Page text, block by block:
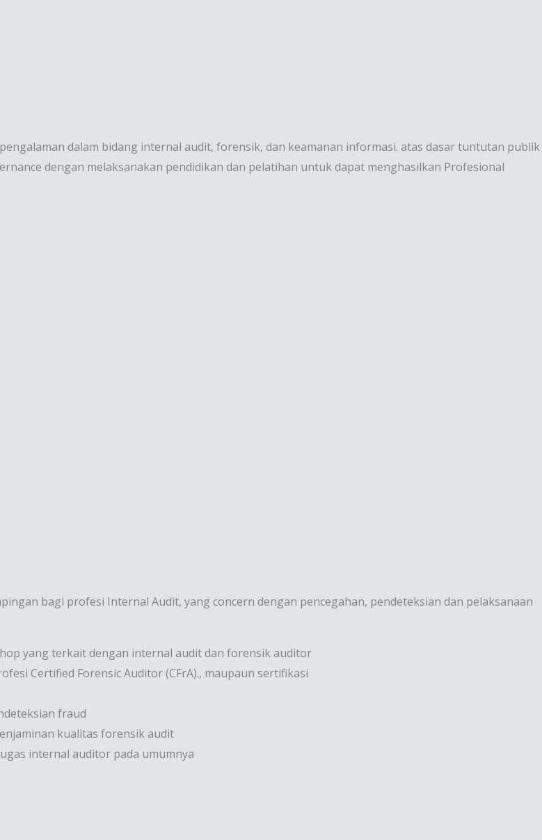
dalam bidang internal audit, forensik, dan keamanan informasi. atas dasar tuntutan publik
dengan melaksanakan pendidikan dan pelatihan untuk dapat menghasilkan Profesional
bagi profesi Internal Audit, yang concern dengan pencegahan, pendeteksian dan pelaksanaan
yang terkait dengan internal audit dan forensik auditor
Certified Forensic Auditor (CFrA)., maupaun sertifikasi
fraud
kualitas forensik audit
internal auditor pada umumnya